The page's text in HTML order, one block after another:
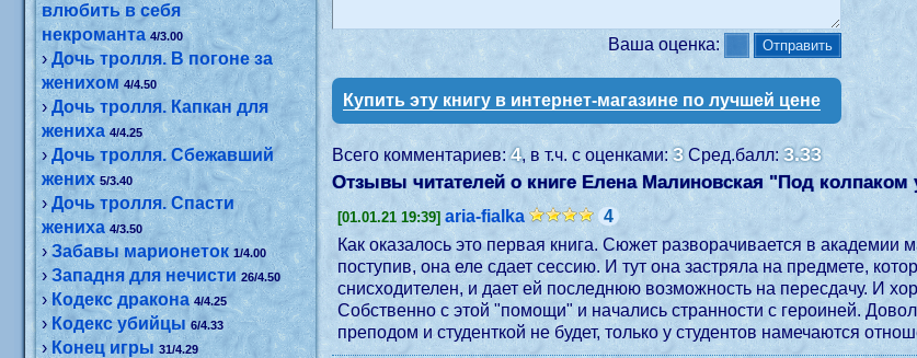
влюбить в себя
некроманта 4/3.00
›Дочь тролля. В погоне за
женихом 4/4.50
›Дочь тролля. Капкан для
жениха 4/4.25
›Дочь тролля. Сбежавший
жених 5/3.40
›Дочь тролля. Спасти
жениха 4/3.50
›Забавы марионеток 1/4.00
›Западня для нечисти 26/4.50
›Кодекс дракона 4/4.25
›Кодекс убийцы 6/4.33
›Конец игры 31/4.29
Ваша оценка:
Купить эту книгу в интернет-магазине по лучшей цене
Всего комментариев:4, в т.ч. с оценками:3Сред.балл:3.33
Отзывы читателей о книге Елена Малиновская "Под колпаком
[01.01.21 19:39] aria-fialka
4
Как оказалось это первая книга. Сюжет разворачивается в академии
поступив, она еле сдает сессию. И тут она застряла на предмете,
снисходителен, и дает ей последнюю возможность на пересдачу. И
Собственно с этой "помощи" и начались странности с героиней.
преподом и студенткой не будет, только у студентов намечаются